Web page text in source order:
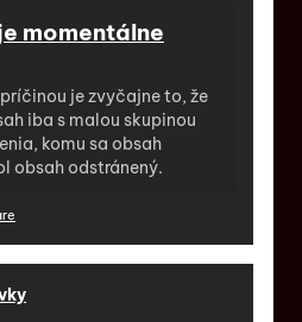
momentálne
je zvyčajne to, že
iba s malou skupinou
komu sa obsah
obsah odstránený.